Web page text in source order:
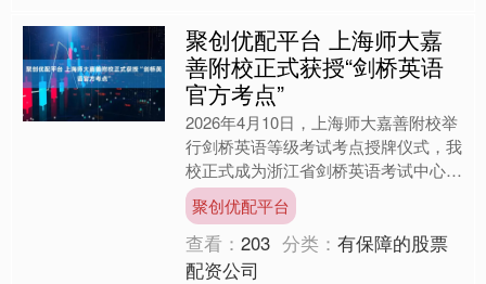
聚创优配平台 上海师大嘉
善附校正式获授“剑桥英语
官方考点”
2026年4月10日，上海师大嘉善附校举
行剑桥英语等级考试考点授牌仪式，我
校正式成为浙江省剑桥英语考试中心
（编号：17CX2765296062165）。
在“华....
聚创优配平台
查看：203 分类：有保障的股票
配资公司